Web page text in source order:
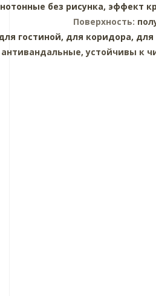
без рисунка, эффект
Поверхность:
гостиной, для коридора, для
антивандальные, устойчивы к